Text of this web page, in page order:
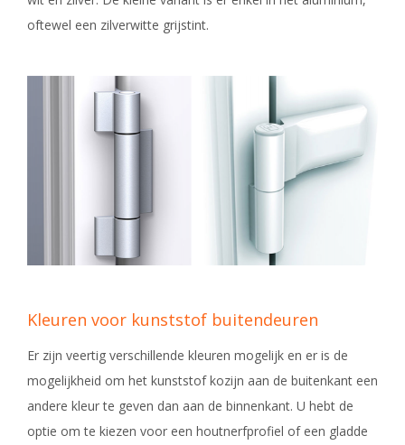
oftewel een zilverwitte grijstint.
Kleuren voor kunststof buitendeuren
Er zijn veertig verschillende kleuren mogelijk en er is de
mogelijkheid om het kunststof kozijn aan de buitenkant een
andere kleur te geven dan aan de binnenkant. U hebt de
optie om te kiezen voor een houtnerfprofiel of een gladde